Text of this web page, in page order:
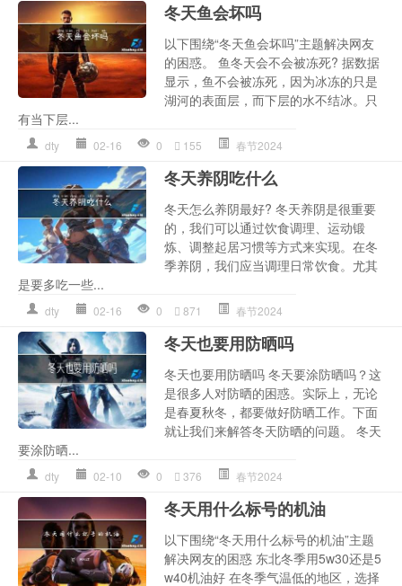
冬天鱼会坏吗
以下围绕“冬天鱼会坏吗”主题解决网友
的困惑。 鱼冬天会不会被冻死? 据数据
显示，鱼不会被冻死，因为冰冻的只是
湖河的表面层，而下层的水不结冰。只
有当下层...
dty 02-16 0 155 春节2024
冬天养阴吃什么
冬天怎么养阴最好? 冬天养阴是很重要
的，我们可以通过饮食调理、运动锻
炼、调整起居习惯等方式来实现。在冬
季养阴，我们应当调理日常饮食。尤其
是要多吃一些...
dty 02-16 0 871 春节2024
冬天也要用防晒吗
冬天也要用防晒吗 冬天要涂防晒吗？这
是很多人对防晒的困惑。实际上，无论
是春夏秋冬，都要做好防晒工作。下面
就让我们来解答冬天防晒的问题。 冬天
要涂防晒...
dty 02-10 0 376 春节2024
冬天用什么标号的机油
以下围绕“冬天用什么标号的机油”主题
解决网友的困惑 东北冬季用5w30还是5
w40机油好 在冬季气温低的地区，选择